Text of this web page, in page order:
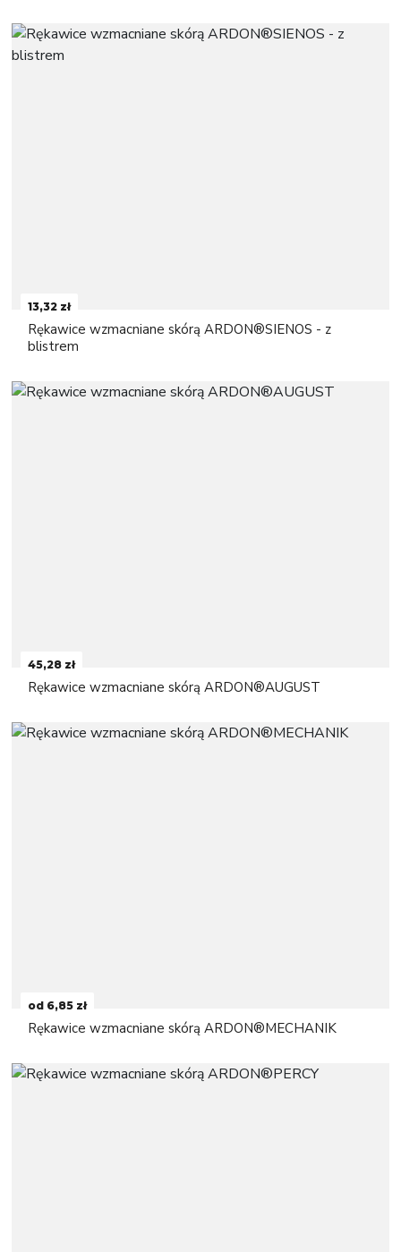
13,32 zł
Rękawice wzmacniane skórą ARDON®SIENOS - z
blistrem
45,28 zł
Rękawice wzmacniane skórą ARDON®AUGUST
od 6,85 zł
Rękawice wzmacniane skórą ARDON®MECHANIK